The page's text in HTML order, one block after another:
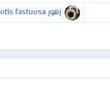
زهور Arctotis fastuosa